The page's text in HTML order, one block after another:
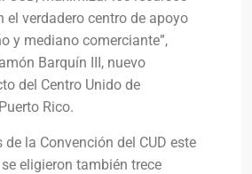
el verdadero centro de apoyo
y mediano comerciante”,
Barquín III, nuevo
del Centro Unido de
Rico.
de la Convención del CUD este
eligieron también trece